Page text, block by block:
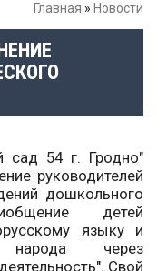
Главная » Новости
сад 54 г. Гродно"
руководителей
дошкольного
детей
языку и
народа через
Свой